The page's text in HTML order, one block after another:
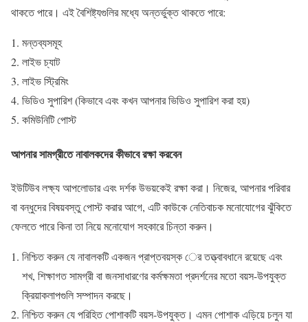
থাকতে পারে। এই বৈশিষ্ট্যগুলির মধ্যে অন্তর্ভুক্ত থাকতে পারে:
মন্তব্যসমূহ
লাইভ চ্যাট
লাইভ স্ট্রিমিং
ভিডিও সুপারিশ (কিভাবে এবং কখন আপনার ভিডিও সুপারিশ করা হয়)
কমিউনিটি পোস্ট
আপনার সামগ্রীতে নাবালকদের কীভাবে রক্ষা করবেন
ইউটিউব লক্ষ্য আপলোডার এবং দর্শক উভয়কেই রক্ষা করা। নিজের, আপনার পরিবার
বা বন্ধুদের বিষয়বস্তু পোস্ট করার আগে, এটি কাউকে নেতিবাচক মনোযোগের ঝুঁকিতে
ফেলতে পারে কিনা তা নিয়ে মনোযোগ সহকারে চিন্তা করুন।
নিশ্চিত করুন যে নাবালকটি একজন প্রাপ্তবয়স্ক ের তত্ত্বাবধানে রয়েছে এবং
শখ, শিক্ষাগত সামগ্রী বা জনসাধারণের কর্মক্ষমতা প্রদর্শনের মতো বয়স-উপযুক্ত
ক্রিয়াকলাপগুলি সম্পাদন করছে।
নিশ্চিত করুন যে পরিহিত পোশাকটি বয়স-উপযুক্ত। এমন পোশাক এড়িয়ে চলুন যা